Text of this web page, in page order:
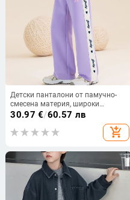
Детски панталони от памучно-
смесена материя, широки
крачоли, 50% памук, унисекс, за
пролет, есен и зима, свободен
стил
30.97 €/60.57 лв
add_shopping_cart